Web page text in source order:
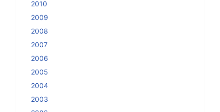
2010
2009
2008
2007
2006
2005
2004
2003